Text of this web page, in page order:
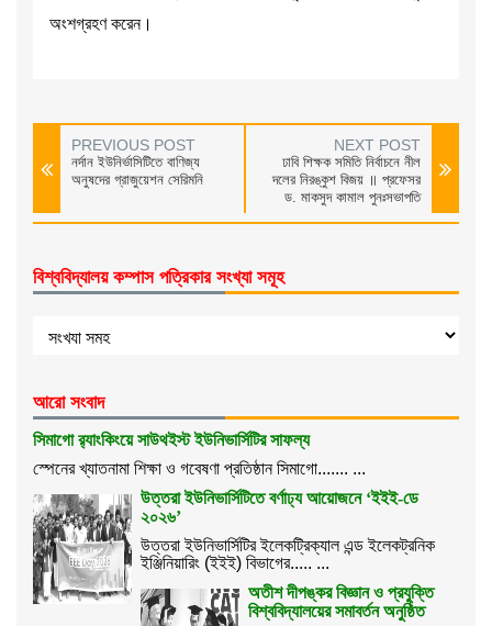
অংশগ্রহণ করেন।
PREVIOUS POST
নর্দান ইউনির্ভাসিটিতে বাণিজ্য
অনুষদের গ্রাজুয়েশন সেরিমনি
NEXT POST
ঢাবি শিক্ষক সমিতি নির্বাচনে নীল
দলের নিরঙ্কুশ বিজয় ॥ প্রফেসর
ড. মাকসুদ কামাল পুনঃসভাপতি
বিশ্ববিদ্যালয় কম্পাস পত্রিকার সংখ্যা সমূহ
আরো সংবাদ
সিমাগো র‌্যাংকিংয়ে সাউথইস্ট ইউনিভার্সিটির সাফল্য
স্পেনের খ্যাতনামা শিক্ষা ও গবেষণা প্রতিষ্ঠান সিমাগো....... ...
উত্তরা ইউনিভার্সিটিতে বর্ণাঢ্য আয়োজনে ‘ইইই-ডে
২০২৬’
উত্তরা ইউনিভার্সিটির ইলেকট্রিক্যাল এন্ড ইলেকট্রনিক
ইঞ্জিনিয়ারিং (ইইই) বিভাগের..... ...
অতীশ দীপঙ্কর বিজ্ঞান ও প্রযুক্তি
বিশ্ববিদ্যালয়ের সমাবর্তন অনুষ্ঠিত